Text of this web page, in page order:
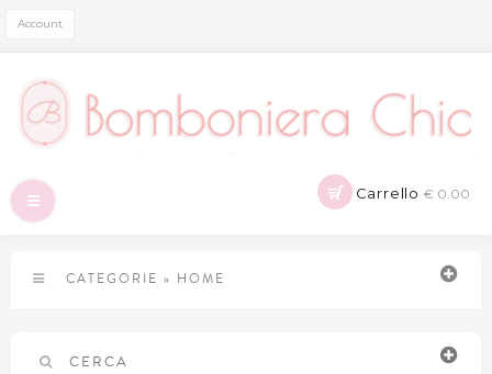
Account
Carrello € 0.00
Navigazione
Toggle
CATEGORIE » HOME
CERCA